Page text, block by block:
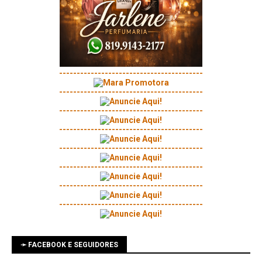
-----------------------------------------
-----------------------------------------
-----------------------------------------
-----------------------------------------
-----------------------------------------
-----------------------------------------
-----------------------------------------
-----------------------------------------
➛ FACEBOOK E SEGUIDORES